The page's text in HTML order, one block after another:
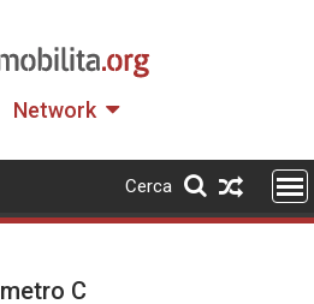
Network
Cerca
metro C